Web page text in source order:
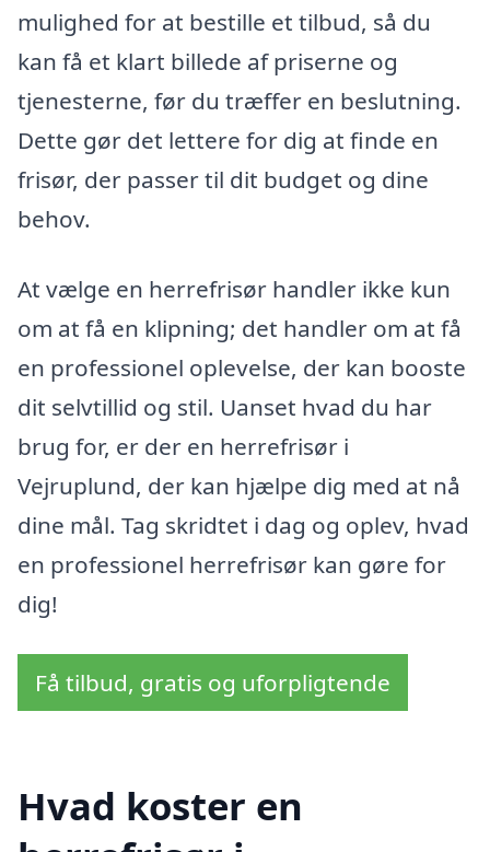
mulighed for at bestille et tilbud, så du
kan få et klart billede af priserne og
tjenesterne, før du træffer en beslutning.
Dette gør det lettere for dig at finde en
frisør, der passer til dit budget og dine
behov.
At vælge en herrefrisør handler ikke kun
om at få en klipning; det handler om at få
en professionel oplevelse, der kan booste
dit selvtillid og stil. Uanset hvad du har
brug for, er der en herrefrisør i
Vejruplund, der kan hjælpe dig med at nå
dine mål. Tag skridtet i dag og oplev, hvad
en professionel herrefrisør kan gøre for
dig!
Få tilbud, gratis og uforpligtende
Hvad koster en